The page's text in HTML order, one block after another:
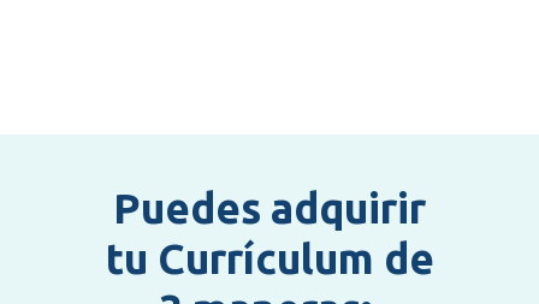
Puedes adquirir
tu Currículum de